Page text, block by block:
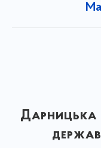
Дарницька